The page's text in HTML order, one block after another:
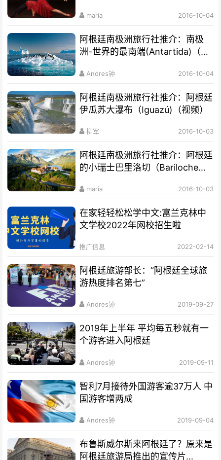
maria 2016-10-04
阿根廷南极洲旅行社推介：南极
洲-世界的最南端(Antartida)（视
Andres钟 2016-10-04
阿根廷南极洲旅行社推介：阿根廷
伊瓜苏大瀑布（Iguazú)（视频）
柳军 2016-10-03
阿根廷南极洲旅行社推介：阿根廷
的小瑞士巴里洛切（Bariloche）
maria 2016-10-03
在家轻轻松松学中文:富兰克林中
文学校2022年网校招生啦
推广信息 2022-02-14
阿根廷旅游部长：“阿根廷全球旅
游热度排名第七”
Andres钟 2019-09-27
2019年上半年 平均每五秒就有一
个游客进入阿根廷
Andres钟 2019-09-11
智利7月接待外国游客逾37万人 中
国游客增两成
Andres钟 2019-09-04
布鲁斯威尔斯来阿根廷了？原来是
阿根廷旅游局推出的宣传片...